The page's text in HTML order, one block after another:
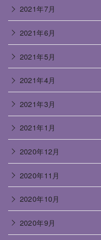
2021年7月
2021年6月
2021年5月
2021年4月
2021年3月
2021年1月
2020年12月
2020年11月
2020年10月
2020年9月